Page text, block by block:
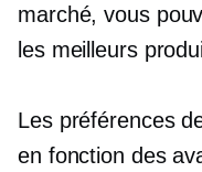
marché, vous
les meilleurs
Les préférences
en fonction des